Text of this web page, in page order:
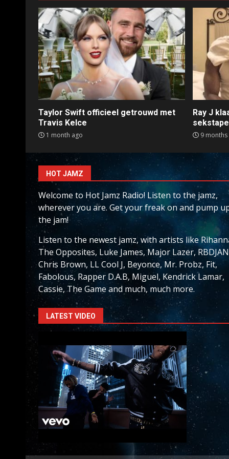
Taylor Swift officieel getrouwd met
Travis Kelce
1 month ago
Ray J
sekstape
9 months
HOT JAMZ
Welcome to Hot Jamz Radio! Listen to the jamz,
wherever you are. Get your freak on and pump
the jam!
Listen to the newest jamz, with artists like
The Opposites, Luke James, Major Lazer,
Chris Brown, LL Cool J, Beyonce, Mr. Probz, Fit,
Fabolous, Rapper D.A.B, Miguel, Kendrick Lamar,
Cassie, The Game and much, much more.
LATEST VIDEO